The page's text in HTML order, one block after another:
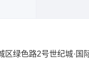
区绿色路2号世纪城·国